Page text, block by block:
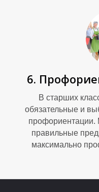
6.
В старших
обязательные и
правильные
максимально